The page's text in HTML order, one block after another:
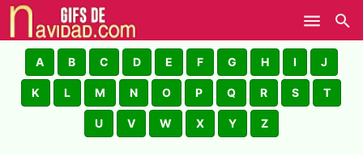
Skip to main content
A B C D E F G H I J
K L M N O P Q R S T
U V W X Y Z